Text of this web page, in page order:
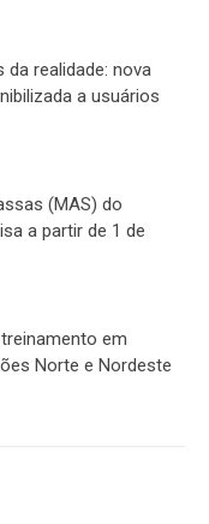
realidade: nova
a usuários
(MAS) do
a partir de 1 de
em
Norte e Nordeste